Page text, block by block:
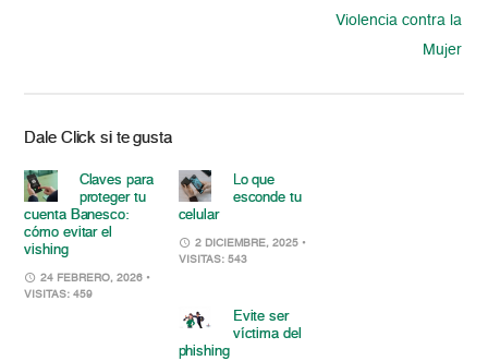
Violencia contra la
Mujer
Dale Click si te gusta
Claves para
proteger tu
cuenta Banesco:
cómo evitar el
vishing
24 FEBRERO, 2026 •
VISITAS: 459
Lo que
esconde tu
celular
2 DICIEMBRE, 2025 •
VISITAS: 543
Evite ser
víctima del
phishing